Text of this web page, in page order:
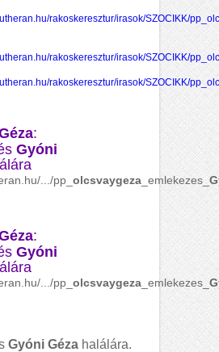
rakoskeresztur/irasok/SZOCIKK/
rakoskeresztur/irasok/SZOCIKK/
rakoskeresztur/irasok/SZOCIKK/
:
Gyóni
.../pp_ olcsvaygeza _emlekezes_
:
Gyóni
.../pp_ olcsvaygeza _emlekezes_
Gyóni Géza halálára.